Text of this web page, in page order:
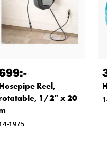
:-
Reel,
1/2" x 20
1975